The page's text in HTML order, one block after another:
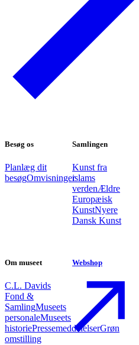
Besøg os
Planlæg dit
besøgOmvisninger
Samlingen
Kunst fra
islams
verdenÆldre
Europæisk
KunstNyere
Dansk Kunst
Om museet
C.L. Davids
Fond &
SamlingMuseets
personaleMuseets
historiePressemeddelelserGrøn
omstilling
Webshop